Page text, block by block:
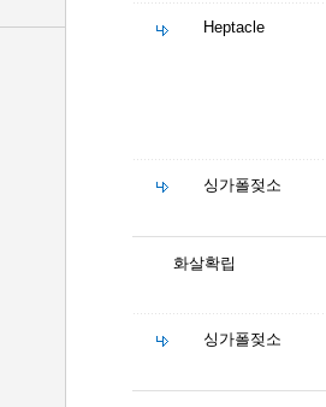
Heptacle
싱가폴젖소
화살확립
싱가폴젖소